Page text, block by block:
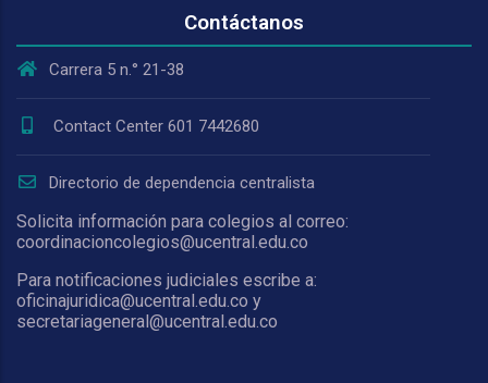
Contáctanos
Carrera 5 n.° 21-38
Contact Center 601 7442680
Directorio de dependencia centralista
Solicita información para colegios al correo:
coordinacioncolegios@ucentral.edu.co
Para notificaciones judiciales escribe a:
oficinajuridica@ucentral.edu.co y
secretariageneral@ucentral.edu.co